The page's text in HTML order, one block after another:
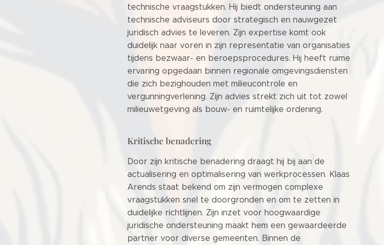
technische vraagstukken. Hij biedt ondersteuning aan
technische adviseurs door strategisch en nauwgezet
juridisch advies te leveren. Zijn expertise komt ook
duidelijk naar voren in zijn representatie van organisaties
tijdens bezwaar- en beroepsprocedures. Hij heeft ruime
ervaring opgedaan binnen regionale omgevingsdiensten
die zich bezighouden met milieucontrole en
vergunningverlening. Zijn advies strekt zich uit tot zowel
milieuwetgeving als bouw- en ruimtelijke ordening.
Kritische benadering
Door zijn kritische benadering draagt hij bij aan de
actualisering en optimalisering van werkprocessen. Klaas
Arends staat bekend om zijn vermogen complexe
vraagstukken snel te doorgronden en om te zetten in
duidelijke richtlijnen. Zijn inzet voor hoogwaardige
juridische ondersteuning maakt hem een gewaardeerde
partner voor diverse gemeenten. Binnen de